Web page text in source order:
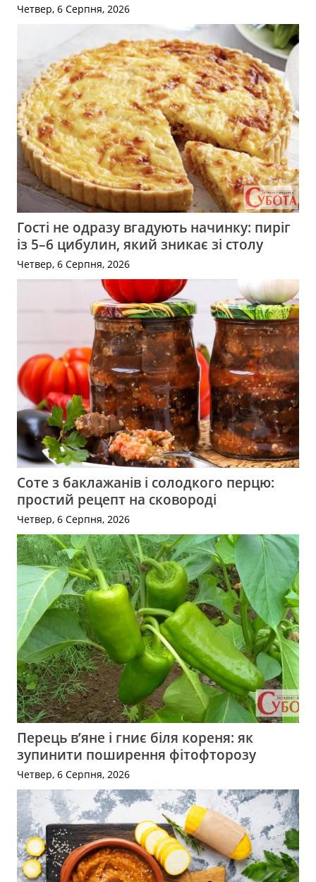
Четвер, 6 Серпня, 2026
Гості не одразу вгадують начинку: пиріг
із 5–6 цибулин, який зникає зі столу
Четвер, 6 Серпня, 2026
Соте з баклажанів і солодкого перцю:
простий рецепт на сковороді
Четвер, 6 Серпня, 2026
Перець в’яне і гниє біля кореня: як
зупинити поширення фітофторозу
Четвер, 6 Серпня, 2026